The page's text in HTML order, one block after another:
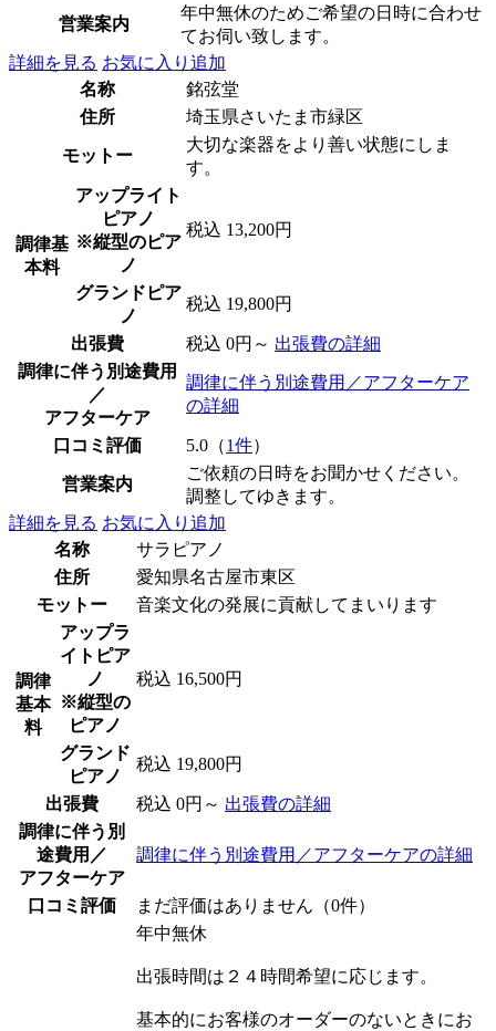
営業案内
年中無休のためご希望の日時に合わせ
てお伺い致します。
詳細を見る お気に入り追加
名称
銘弦堂
住所
埼玉県さいたま市緑区
モットー
大切な楽器をより善い状態にしま
す。
調律基
本料
アップライト
ピアノ
※縦型のピア
ノ
税込 13,200円
グランドピア
ノ
税込 19,800円
出張費 税込 0円～ 出張費の詳細
調律に伴う別途費用
／
アフターケア
調律に伴う別途費用／アフターケア
の詳細
口コミ評価 5.0（1件）
営業案内
ご依頼の日時をお聞かせください。
調整してゆきます。
詳細を見る お気に入り追加
名称
サラピアノ
住所
愛知県名古屋市東区
モットー
音楽文化の発展に貢献してまいります
調律
基本
料
アップラ
イトピア
ノ
※縦型の
ピアノ
税込 16,500円
グランド
ピアノ
税込 19,800円
出張費 税込 0円～ 出張費の詳細
調律に伴う別
途費用／
アフターケア
調律に伴う別途費用／アフターケアの詳細
口コミ評価 まだ評価はありません（0件）
年中無休
出張時間は２４時間希望に応じます。
基本的にお客様のオーダーのないときにお